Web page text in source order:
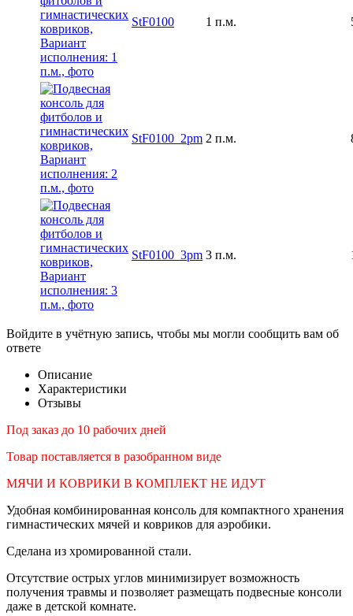
StF0100 1 п.м.
StF0100_2pm 2 п.м.
StF0100_3pm 3 п.м.
Войдите в учётную запись, чтобы мы могли сообщить вам об
ответе
Описание
Характеристики
Отзывы
Под заказ до 10 рабочих дней
Товар поставляется в разобранном виде
МЯЧИ И КОВРИКИ В КОМПЛЕКТ НЕ ИДУТ
Удобная комбинированная консоль для компактного хранения
гимнастических мячей и ковриков для аэробики.
Сделана из хромированной стали.
Отсутствие острых углов минимизирует возможность
получения травмы и позволяет размещать подвесные консоли
даже в детской комнате.